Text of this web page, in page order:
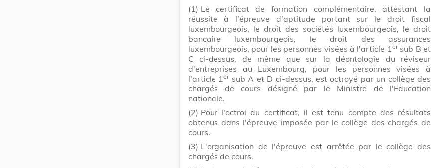
(1) Le certificat de formation complémentaire, attestant la
réussite à l'épreuve d'aptitude portant sur le droit fiscal
luxembourgeois, le droit des sociétés luxembourgeois, le droit
bancaire luxembourgeois, le droit des assurances
luxembourgeois, pour les personnes visées à l'article 1 ersub B et
C ci-dessus, de même que sur la déontologie du réviseur
d'entreprises au Luxembourg, pour les personnes visées à
l'article 1ersub A et D ci-dessus, est octroyé par un collège des
chargés de cours désigné par le Ministre de l'Education
nationale.
(2) Pour l'octroi du certificat, il est tenu compte des résultats
obtenus dans l'épreuve imposée par le collège des chargés de
cours.
(3) L'organisation de l'épreuve est arrêtée par le collège des
chargés de cours.